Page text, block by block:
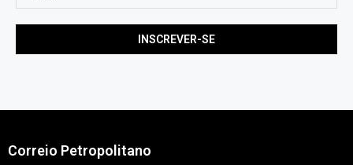
Correio Petropolitano